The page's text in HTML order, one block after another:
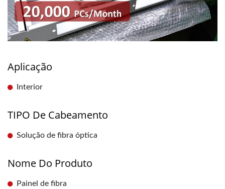
Aplicação
Interior
TIPO De Cabeamento
Solução de fibra óptica
Nome Do Produto
Painel de fibra